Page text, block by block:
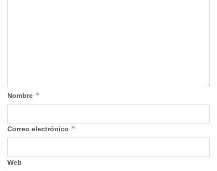
Nombre *
Correo electrónico *
Web